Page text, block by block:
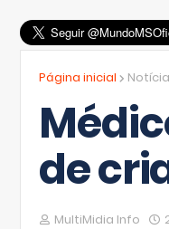
Página inicial
de
MultiMidia Info